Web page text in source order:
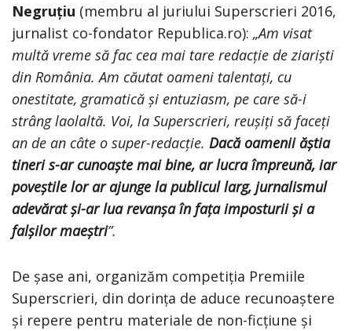
Negruțiu (membru al juriului Superscrieri 2016,
jurnalist co-fondator Republica.ro): „Am visat
multă vreme să fac cea mai tare redacție de ziariști
din România. Am căutat oameni talentați, cu
onestitate, gramatică și entuziasm, pe care să-i
strâng laolaltă. Voi, la Superscrieri, reușiți să faceți
an de an câte o super-redacție. Dacă oamenii ăștia
tineri s-ar cunoaște mai bine, ar lucra împreună, iar
poveștile lor ar ajunge la publicul larg, jurnalismul
adevărat și-ar lua revanșa în fața imposturii și a
falșilor maeștri”.
De șase ani, organizăm competiția Premiile
Superscrieri, din dorința de aduce recunoaștere
și repere pentru materiale de non-ficțiune și